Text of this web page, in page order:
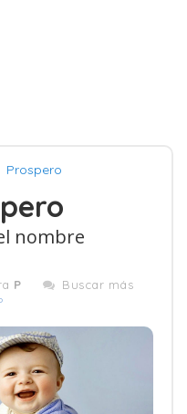
Prospero
nombre
P
Buscar más